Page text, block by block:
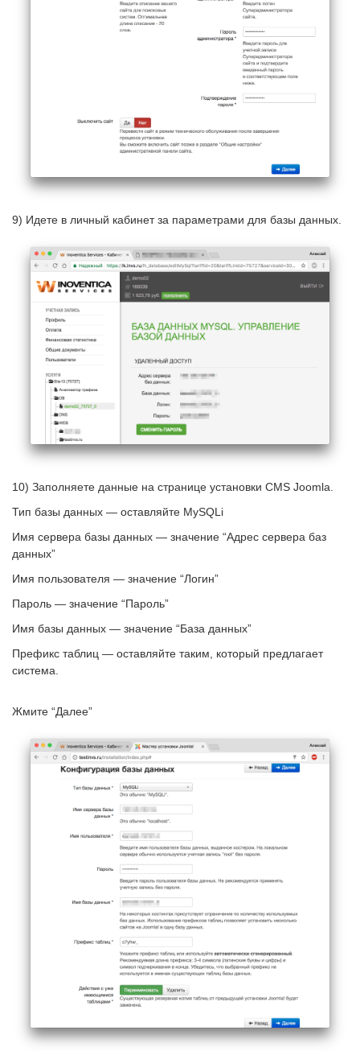
9) Идете в личный кабинет за параметрами для базы данных.
10) Заполняете данные на странице установки CMS Joomla.
Тип базы данных — оставляйте MySQLi
Имя сервера базы данных — значение “Адрес сервера баз
данных”
Имя пользователя — значение “Логин”
Пароль — значение “Пароль”
Имя базы данных — значение “База данных”
Префикс таблиц — оставляйте таким, который предлагает
система.
Жмите “Далее”